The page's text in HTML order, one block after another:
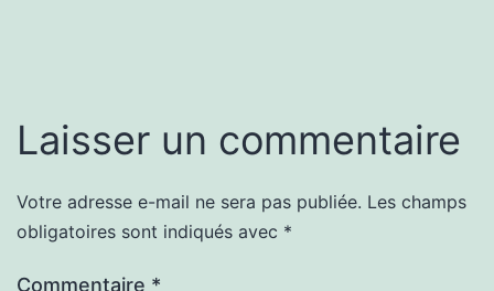
Laisser un commentaire
Votre adresse e-mail ne sera pas publiée. Les champs
obligatoires sont indiqués avec *
Commentaire *